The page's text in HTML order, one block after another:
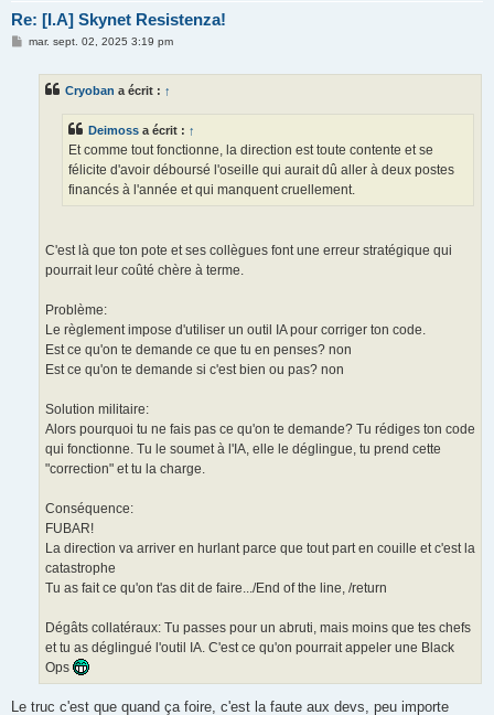
Re: [I.A] Skynet Resistenza!
Mmar. sept. 02, 2025 3:19 pm
Cryoban a écrit : ↑
Deimoss a écrit : ↑
Et comme tout fonctionne, la direction est toute contente et se
félicite d'avoir déboursé l'oseille qui aurait dû aller à deux postes
financés à l'année et qui manquent cruellement.
C'est là que ton pote et ses collègues font une erreur stratégique qui
pourrait leur coûté chère à terme.
Problème:
Le règlement impose d'utiliser un outil IA pour corriger ton code.
Est ce qu'on te demande ce que tu en penses? non
Est ce qu'on te demande si c'est bien ou pas? non
Solution militaire:
Alors pourquoi tu ne fais pas ce qu'on te demande? Tu rédiges ton code
qui fonctionne. Tu le soumet à l'IA, elle le déglingue, tu prend cette
"correction" et tu la charge.
Conséquence:
FUBAR!
La direction va arriver en hurlant parce que tout part en couille et c'est la
catastrophe
Tu as fait ce qu'on t'as dit de faire.../End of the line, /return
Dégâts collatéraux: Tu passes pour un abruti, mais moins que tes chefs
et tu as déglingué l'outil IA. C'est ce qu'on pourrait appeler une Black
Ops
Le truc c'est que quand ça foire, c'est la faute aux devs, peu importe